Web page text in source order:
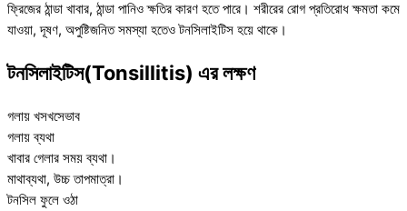
ফ্রিজের ঠান্ডা খাবার, ঠান্ডা পানিও ক্ষতির কারণ হতে পারে। শরীরের রোগ প্রতিরোধ ক্ষমতা কমে
যাওয়া, দূষণ, অপুষ্টিজনিত সমস্যা হতেও টনসিলাইটিস হয়ে থাকে।
টনসিলাইটিস(Tonsillitis) এর লক্ষণ
গলায় খসখসেভাব
গলায় ব্যথা
খাবার গেলার সময় ব্যথা।
মাথাব্যথা, উচ্চ তাপমাত্রা।
টনসিল ফুলে ওঠা